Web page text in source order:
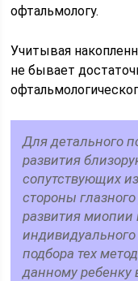
офтальмологу.
Учитывая
не бывает
Для детального
развития
сопутствующих
стороны
развития
подбора тех
данному